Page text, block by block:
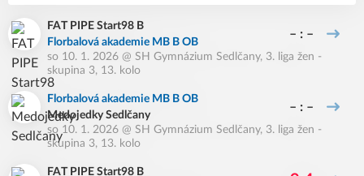
FAT PIPE Start98 B
Florbalová akademie MB B OB
– : –
so 10. 1. 2026 @ SH Gymnázium Sedlčany, 3. liga žen -
skupina 3, 13. kolo
Florbalová akademie MB B OB
Medojedky Sedlčany
– : –
so 10. 1. 2026 @ SH Gymnázium Sedlčany, 3. liga žen -
skupina 3, 13. kolo
FAT PIPE Start98 B